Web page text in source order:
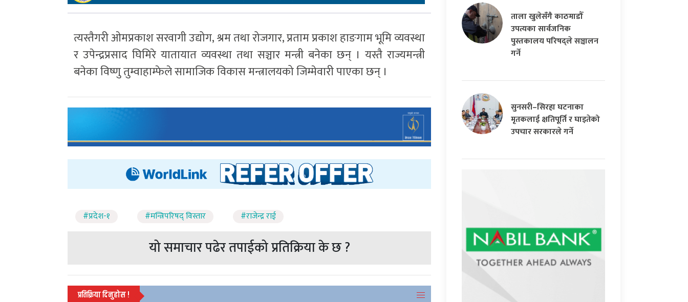
त्यस्तैगरी ओमप्रकाश सरवागी उद्योग, श्रम तथा रोजगार, प्रताम प्रकाश हाङगाम भूमि व्यवस्था
र उपेन्द्रप्रसाद घिमिरे यातायात व्यवस्था तथा सञ्चार मन्त्री बनेका छन् । यस्तै राज्यमन्त्री
बनेका विष्णु तुम्वाहाम्फेले सामाजिक विकास मन्त्रालयको जिम्मेवारी पाएका छन् ।
#प्रदेश-१ #मन्त्रिपरिषद् विस्तार #राजेन्द्र राई
यो समाचार पढेर तपाईको प्रतिक्रिया के छ ?
प्रतिक्रिया दिनुहोस !
ताला खुलेसँगै काठमाडौँ
उपत्यका सार्वजनिक
पुस्तकालय परिषद्ले सञ्चालन
गर्ने
सुनसरी–सिरहा घटनाका
मृतकलाई क्षतिपूर्ति र घाइतेको
उपचार सरकारले गर्ने